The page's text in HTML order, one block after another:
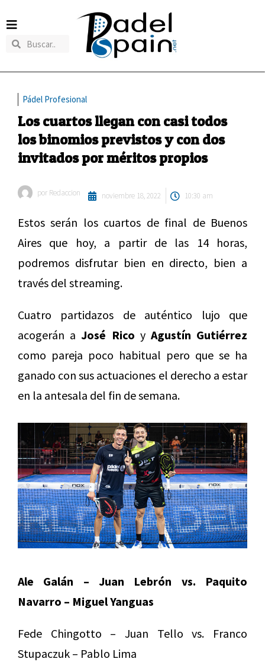
Pádel Profesional
Los cuartos llegan con casi todos
los binomios previstos y con dos
invitados por méritos propios
por Redaccion noviembre 18, 2022 10:30 am
Estos serán los cuartos de final de Buenos
Aires que hoy, a partir de las 14 horas,
podremos disfrutar bien en directo, bien a
través del streaming.
Cuatro partidazos de auténtico lujo que
acogerán aJosé Rico y Agustín Gutiérrez
como pareja poco habitual pero que se ha
ganado con sus actuaciones el derecho a estar
en la antesala del fin de semana.
Ale Galán – Juan Lebrón vs. Paquito
Navarro – Miguel Yanguas
Fede Chingotto – Juan Tello vs. Franco
Stupaczuk – Pablo Lima